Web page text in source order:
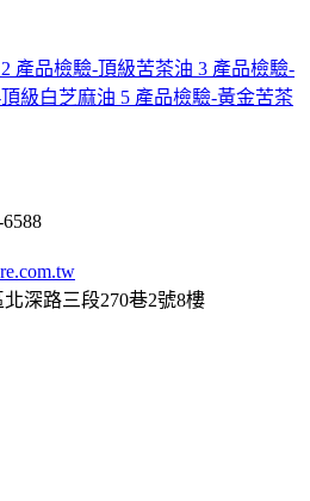
2 產品檢驗-頂級苦茶油 3 產品檢驗-
級白芝麻油 5 產品檢驗-黃金苦茶
深路三段270巷2號8樓